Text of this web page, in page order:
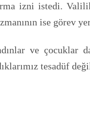
izni istedi.
ise görev
ve çocuklar
tesadüf